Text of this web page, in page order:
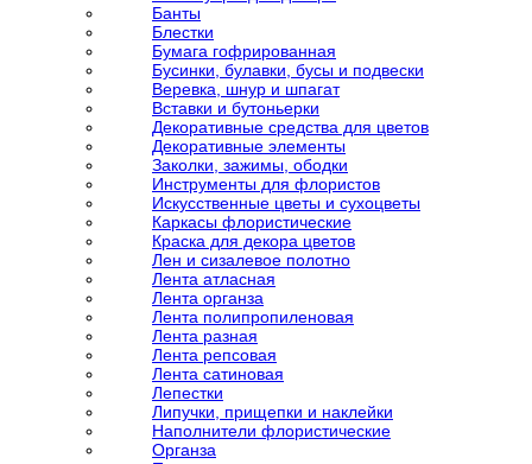
Банты
Блестки
Бумага гофрированная
Бусинки, булавки, бусы и подвески
Веревка, шнур и шпагат
Вставки и бутоньерки
Декоративные средства для цветов
Декоративные элементы
Заколки, зажимы, ободки
Инструменты для флористов
Искусственные цветы и сухоцветы
Каркасы флористические
Краска для декора цветов
Лен и сизалевое полотно
Лента атласная
Лента органза
Лента полипропиленовая
Лента разная
Лента репсовая
Лента сатиновая
Лепестки
Липучки, прищепки и наклейки
Наполнители флористические
Органза